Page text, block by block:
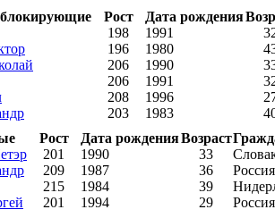
Рост Дата рождения
198 1991
196 1980
206 1990
206 1991
208 1996
203 1983
Рост Дата рожденияВозраст
201 1990 33
209 1987 36
Россия
215 1984 39
201 1994 29
Россия